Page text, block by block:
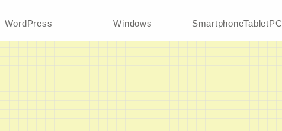
WordPress Windows SmartphoneTabletPC